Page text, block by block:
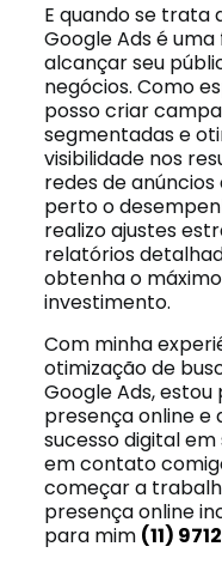
E quando se trata
Google Ads é
alcançar seu
negócios. Como
posso criar
segmentadas e
visibilidade nos
redes de
perto o
realizo ajustes
relatórios
obtenha o
investimento.
Com minha
otimização de
Google Ads,
presença online e
sucesso digital
em contato
começar a
presença online
para mim (11)